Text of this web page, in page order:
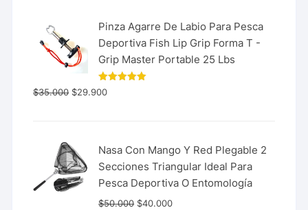
Pinza Agarre De Labio Para Pesca
Deportiva Fish Lip Grip Forma T -
Grip Master Portable 25 Lbs
Valorado
con
$35.000 $29.900
Nasa Con Mango Y Red Plegable 2
Secciones Triangular Ideal Para
Pesca Deportiva O Entomología
$50.000 $40.000